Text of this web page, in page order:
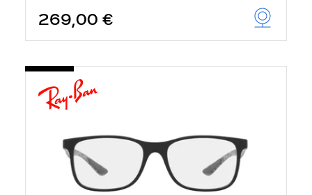
269,00 €